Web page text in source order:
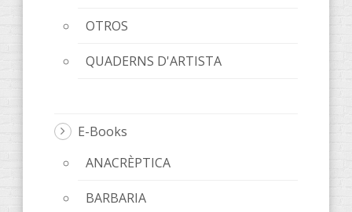
OTROS
QUADERNS D'ARTISTA
E-Books
ANACRÈPTICA
BARBARIA